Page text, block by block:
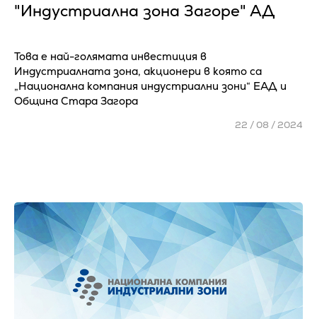
"Индустриална зона Загоре" АД
Това е най-голямата инвестиция в
Индустриалната зона, акционери в която са
„Национална компания индустриални зони“ ЕАД и
Община Стара Загора
22 / 08 / 2024